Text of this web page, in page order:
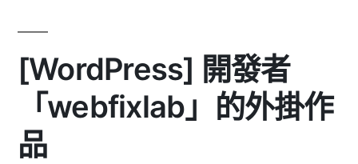
[WordPress] 開發者
「webfixlab」的外掛作
品